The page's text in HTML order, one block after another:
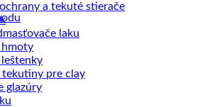
a tekuté stierače
laku
hmoty
tekutiny pre clay
glazúry